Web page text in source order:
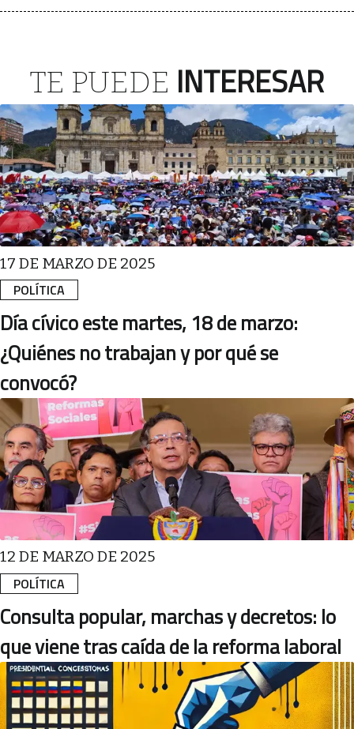
TE PUEDE INTERESAR
POLÍTICA
17 DE MARZO DE 2025
Día cívico este martes, 18 de marzo:
¿Quiénes no trabajan y por qué se
convocó?
POLÍTICA
12 DE MARZO DE 2025
Consulta popular, marchas y decretos: lo
que viene tras caída de la reforma laboral